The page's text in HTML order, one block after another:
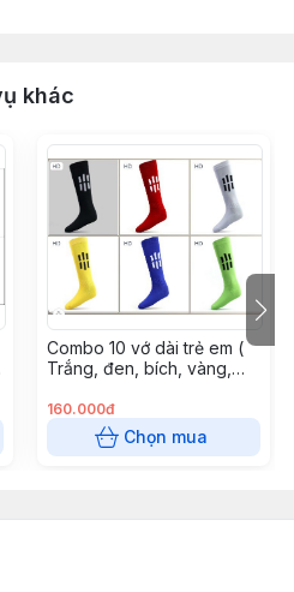
khác
Combo 10 vớ dài trẻ em (
Trắng, đen, bích, vàng,
160.000đ
Chọn mua